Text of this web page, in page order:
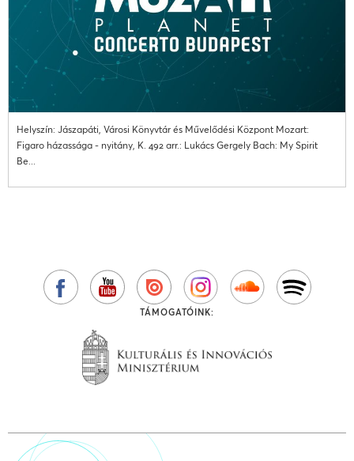
Helyszín: Jászapáti, Városi Könyvtár és Művelődési Központ Mozart:
Figaro házassága - nyitány, K. 492 arr.: Lukács Gergely Bach: My Spirit
Be...
TÁMOGATÓINK: